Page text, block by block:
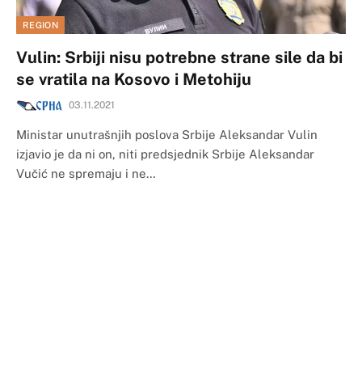
REGION
Vulin: Srbiji nisu potrebne strane sile da bi
se vratila na Kosovo i Metohiju
03.11.2021
Ministar unutrašnjih poslova Srbije Aleksandar Vulin
izjavio je da ni on, niti predsjednik Srbije Aleksandar
Vučić ne spremaju i ne…